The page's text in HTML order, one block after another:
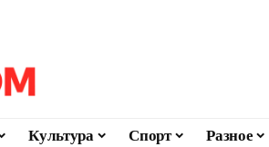
Культура Спорт Разное